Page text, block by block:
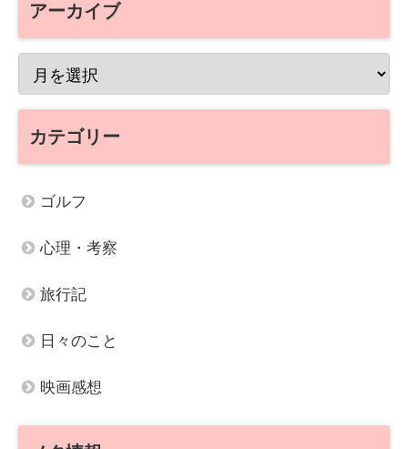
アーカイブ
カテゴリー
ゴルフ
心理・考察
旅行記
日々のこと
映画感想